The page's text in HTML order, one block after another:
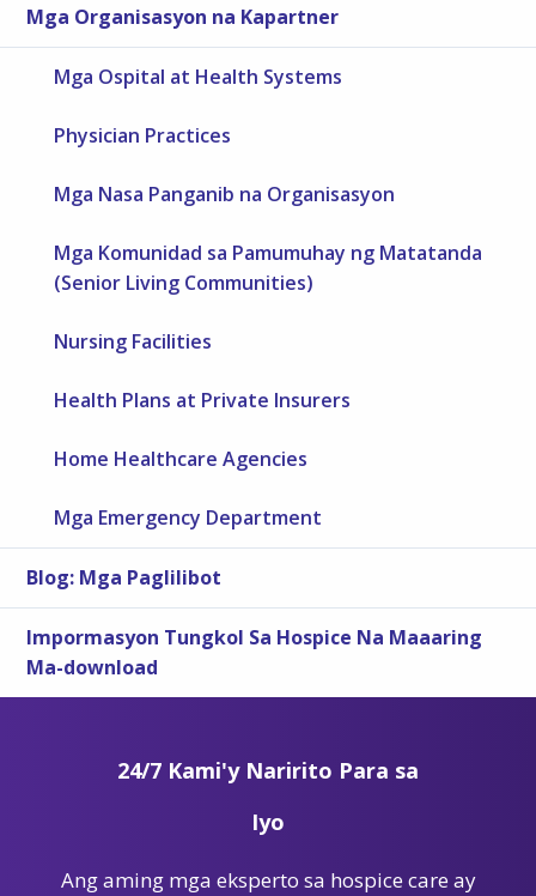
Mga Organisasyon na Kapartner
Mga Ospital at Health Systems
Physician Practices
Mga Nasa Panganib na Organisasyon
Mga Komunidad sa Pamumuhay ng Matatanda
(Senior Living Communities)
Nursing Facilities
Health Plans at Private Insurers
Home Healthcare Agencies
Mga Emergency Department
Blog: Mga Paglilibot
Impormasyon Tungkol Sa Hospice Na Maaaring
Ma-download
24/7 Kami'y Naririto Para sa
Iyo
Ang aming mga eksperto sa hospice care ay